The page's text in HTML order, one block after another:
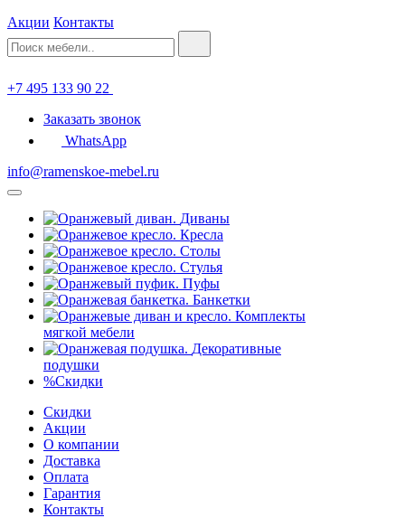
Акции Контакты
+7 495 133 90 22
Заказать звонок
WhatsApp
info@ramenskoe-mebel.ru
Диваны
Кресла
Столы
Стулья
Пуфы
Банкетки
Комплекты
мягкой мебели
Декоративные
подушки
%Скидки
Скидки
Акции
О компании
Доставка
Оплата
Гарантия
Контакты